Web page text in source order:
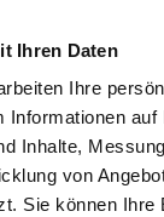
Ihren Daten
Ihre
Informationen
Inhalte,
von
Sie können